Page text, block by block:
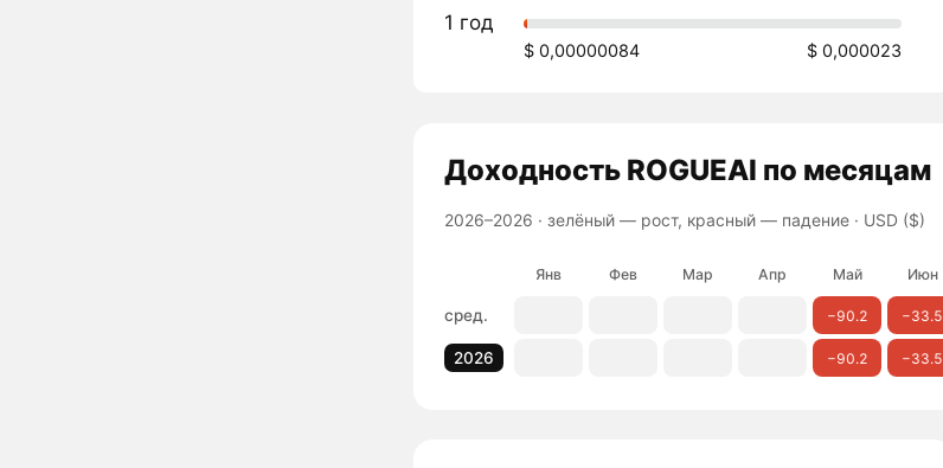
1 год
$ 0,00000084 $ 0,000023
ДоходностьROGUEAI по месяцам
2026–2026 · зелёный — рост, красный — падение· USD ($)
Янв Фев Мар Апр Май Июн
сред. −90.2 −33.5
2026 −90.2 −33.5